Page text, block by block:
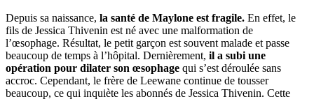
Depuis sa naissance, la santé de Maylone est fragile. En effet, le
fils de Jessica Thivenin est né avec une malformation de
l’œsophage. Résultat, le petit garçon est souvent malade et passe
beaucoup de temps à l’hôpital. Dernièrement, il a subi une
opération pour dilater son œsophage qui s’est déroulée sans
accroc. Cependant, le frère de Leewane continue de tousser
beaucoup, ce qui inquiète les abonnés de Jessica Thivenin. Cette